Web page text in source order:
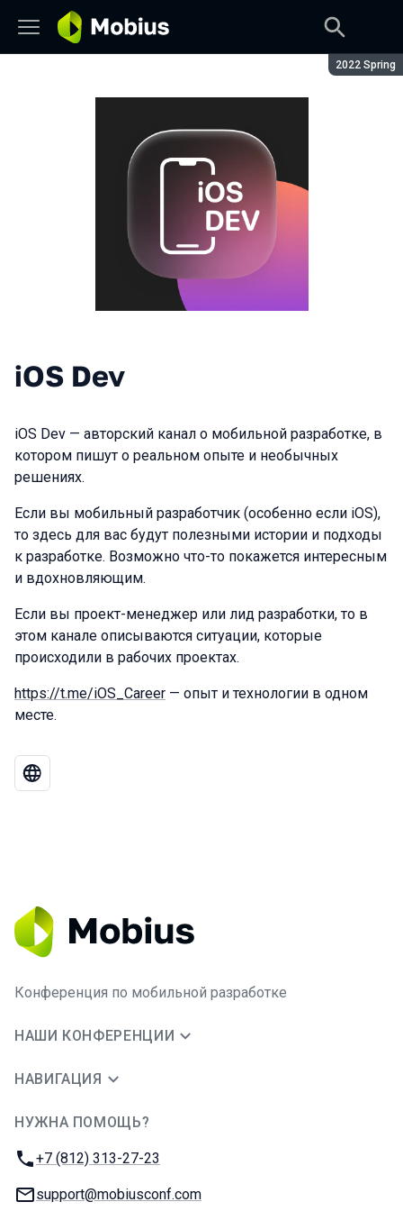
Сезон:
2022 Spring
iOS Dev
iOS Dev — авторский канал о мобильной разработке, в
котором пишут о реальном опыте и необычных
решениях.
Если вы мобильный разработчик (особенно если iOS),
то здесь для вас будут полезными истории и подходы
к разработке. Возможно что-то покажется интересным
и вдохновляющим.
Если вы проект-менеджер или лид разработки, то в
этом канале описываются ситуации, которые
происходили в рабочих проектах.
https://t.me/iOS_Career — опыт и технологии в одном
месте.
Конференция по мобильной разработке
НАШИ КОНФЕРЕНЦИИ
НАВИГАЦИЯ
НУЖНА ПОМОЩЬ?
Телефон:
+7 (812) 313-27-23
E-mail:
support@mobiusconf.com